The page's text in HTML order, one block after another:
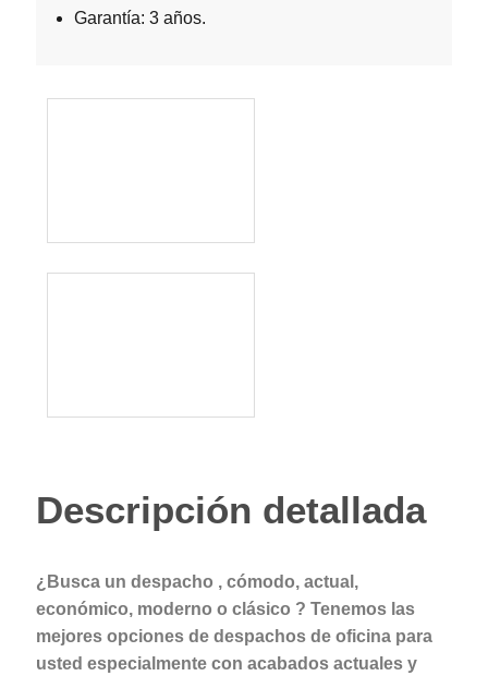
Garantía: 3 años.
Descripción detallada
¿Busca un despacho , cómodo, actual,
económico, moderno o clásico ? Tenemos las
mejores opciones de despachos de oficina para
usted especialmente con acabados actuales y